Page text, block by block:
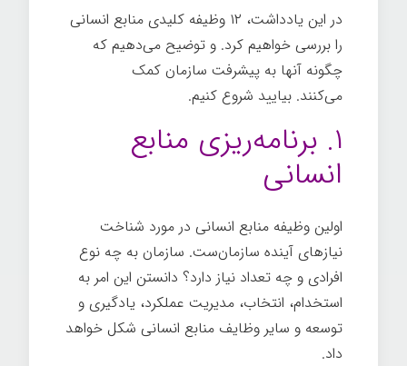
در این یادداشت، ۱۲ وظیفه کلیدی منابع انسانی
را بررسی خواهیم کرد. و توضیح می‌دهیم که
چگونه آنها به پیشرفت سازمان کمک
می‌کنند. بیایید شروع کنیم.
۱. برنامه‌ریزی منابع
انسانی
اولین وظیفه منابع انسانی در مورد شناخت
نیازهای آینده سازمان‌ست. سازمان به چه نوع
افرادی و چه تعداد نیاز دارد؟ دانستن این امر به
استخدام، انتخاب، مدیریت عملکرد، یادگیری و
توسعه و سایر وظایف منابع انسانی شکل خواهد
داد.